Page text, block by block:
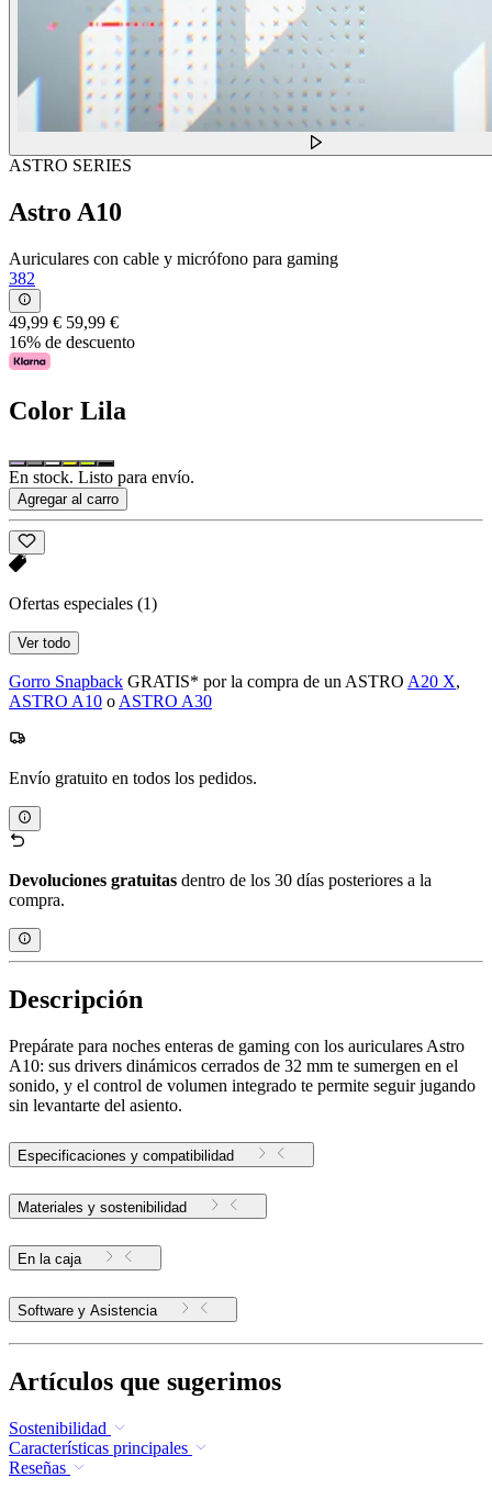
ASTRO SERIES
Astro A10
Auriculares con cable y micrófono para gaming
382
49,99 € 59,99 €
16% de descuento
Color Lila
En stock. Listo para envío.
Agregar al carro
Ofertas especiales (1)
Ver todo
Gorro Snapback GRATIS* por la compra de un ASTRO A20 X,
ASTRO A10 oASTRO A30
Envío gratuito en todos los pedidos.
Devoluciones gratuitas dentro de los 30 días posteriores a la
compra.
Descripción
Prepárate para noches enteras de gaming con los auriculares Astro
A10: sus drivers dinámicos cerrados de 32 mm te sumergen en el
sonido, y el control de volumen integrado te permite seguir jugando
sin levantarte del asiento.
Especificaciones y compatibilidad
Materiales y sostenibilidad
En la caja
Software y Asistencia
Artículos que sugerimos
Sostenibilidad
Características principales
Reseñas